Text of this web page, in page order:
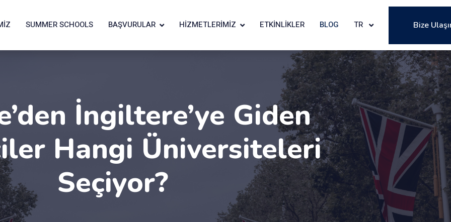
SUMMER SCHOOLS BAŞVURULAR HIZMETLERIMIZ ETKINLIKLER BLOG TR Bize
İngiltere’ye Giden
Hangi Üniversiteleri
Seçiyor?